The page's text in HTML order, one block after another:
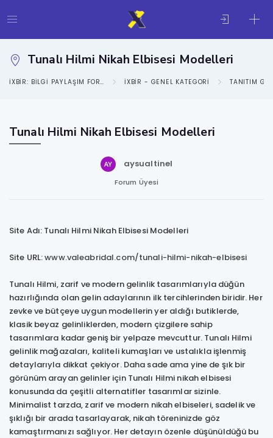
Tunalı Hilmi Nikah Elbisesi Modelleri
IXBIR: BILGI PAYLAŞIM FORUMU IXBIR - GENEL KATEGORI TANITIM
Tunalı Hilmi Nikah Elbisesi Modelleri
aysualtinel
Forum Üyesi
Site Adı: Tunalı Hilmi Nikah Elbisesi Modelleri
Site URL:www.valeabridal.com/tunali-hilmi-nikah-elbisesi
Tunalı Hilmi, zarif ve modern gelinlik tasarımlarıyla düğün
hazırlığında olan gelin adaylarının ilk tercihlerinden biridir. Her
zevke ve bütçeye uygun modellerin yer aldığı butiklerde,
klasik beyaz gelinliklerden, modern çizgilere sahip
tasarımlara kadar geniş bir yelpaze mevcuttur. Tunalı Hilmi
gelinlik mağazaları, kaliteli kumaşları ve ustalıkla işlenmiş
detaylarıyla dikkat çekiyor. Daha sade ama yine de şık bir
görünüm arayan gelinler için Tunalı Hilmi nikah elbisesi
konusunda da çeşitli alternatifler tasarımlar sizinle.
Minimalist tarzda, zarif ve modern nikah elbiseleri, sadelik ve
şıklığı bir arada tasarlayarak, nikah töreninizde göz
kamaştırmanızı sağlıyor. Her detayın özenle düşünüldüğü bu